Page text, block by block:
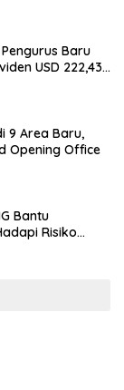
Pengurus Baru
USD 222,43
9 Area Baru,
Opening Office
Bantu
Risiko